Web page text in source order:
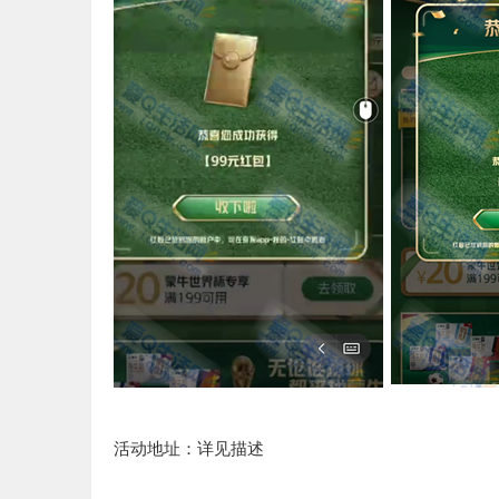
活动地址：详见描述